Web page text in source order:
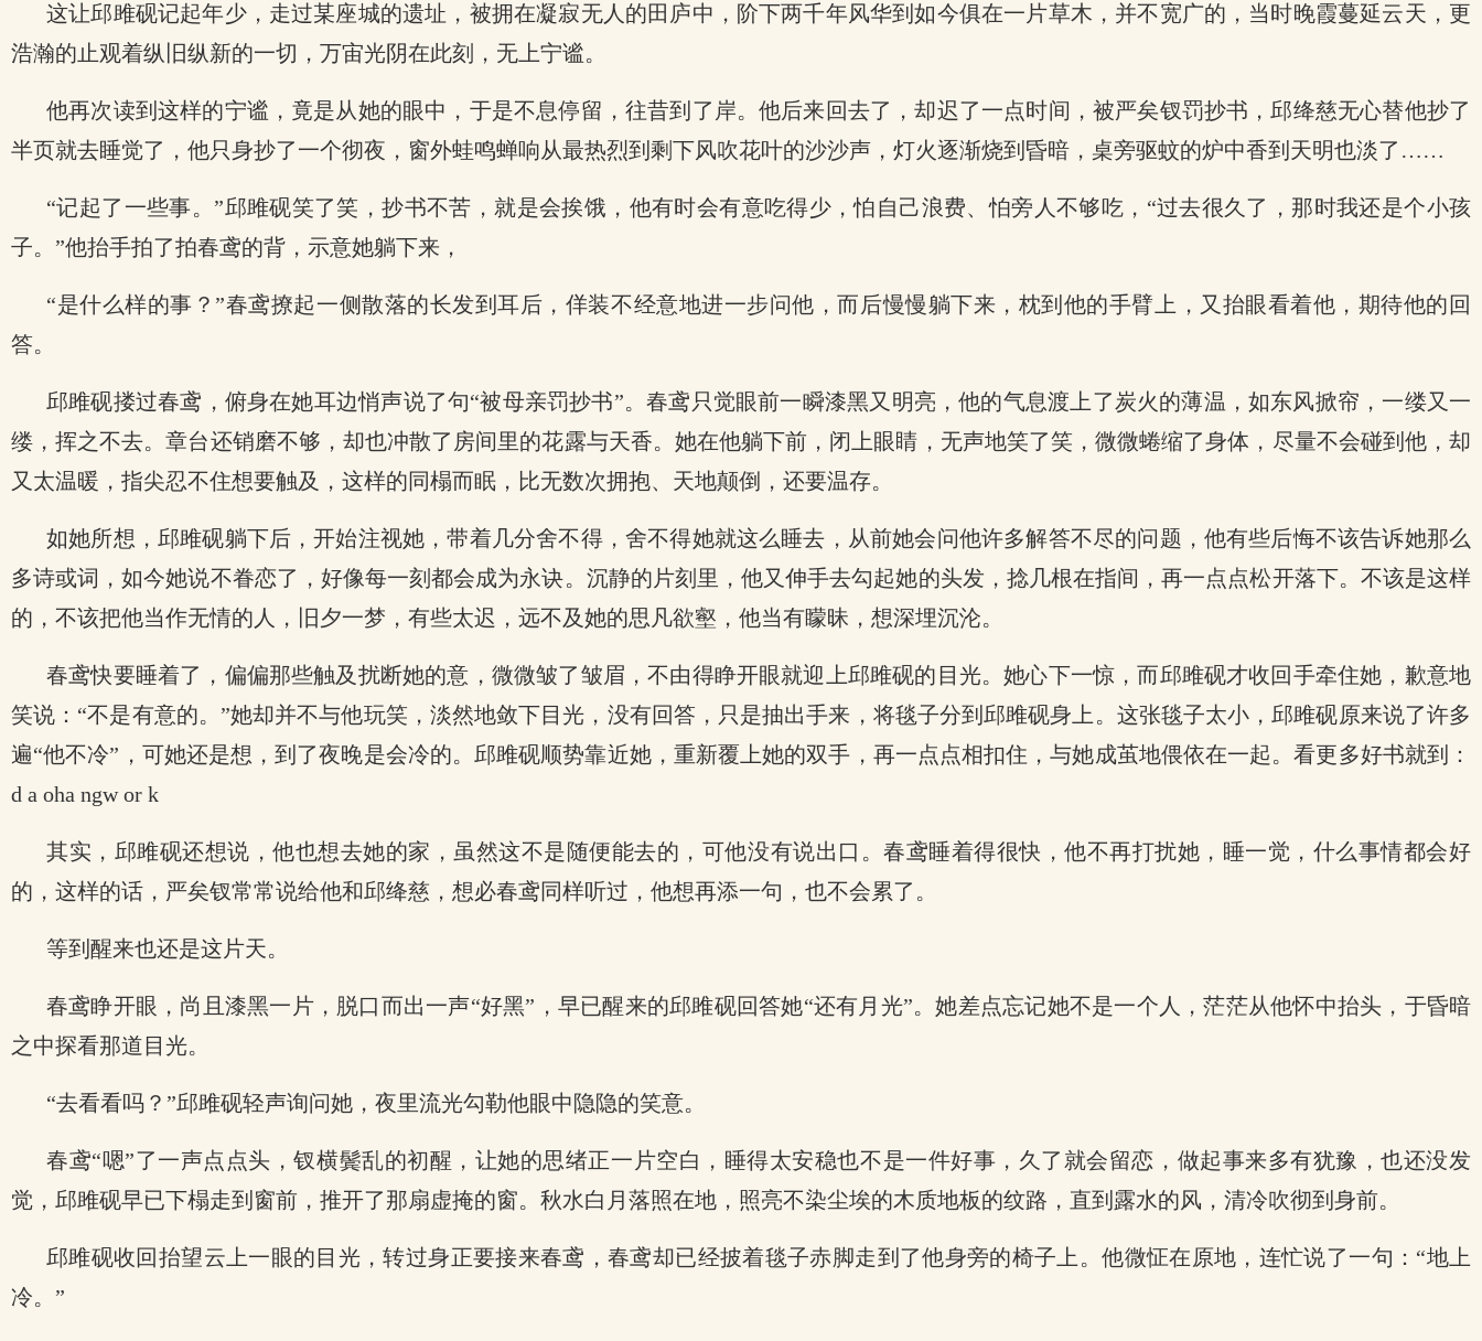
这让邱雎砚记起年少，走过某座城的遗址，被拥在凝寂无人的田庐中，阶下两千年风华到如今俱在一片草木，并不宽广的，当时晚霞蔓延云天，更
浩瀚的止观着纵旧纵新的一切，万宙光阴在此刻，无上宁谧。
他再次读到这样的宁谧，竟是从她的眼中，于是不息停留，往昔到了岸。他后来回去了，却迟了一点时间，被严矣钗罚抄书，邱绛慈无心替他抄了
半页就去睡觉了，他只身抄了一个彻夜，窗外蛙鸣蝉响从最热烈到剩下风吹花叶的沙沙声，灯火逐渐烧到昏暗，桌旁驱蚊的炉中香到天明也淡了……
“记起了一些事。”邱雎砚笑了笑，抄书不苦，就是会挨饿，他有时会有意吃得少，怕自己浪费、怕旁人不够吃，“过去很久了，那时我还是个小孩
子。”他抬手拍了拍春鸢的背，示意她躺下来，
“是什么样的事？”春鸢撩起一侧散落的长发到耳后，佯装不经意地进一步问他，而后慢慢躺下来，枕到他的手臂上，又抬眼看着他，期待他的回
答。
邱雎砚搂过春鸢，俯身在她耳边悄声说了句“被母亲罚抄书”。春鸢只觉眼前一瞬漆黑又明亮，他的气息渡上了炭火的薄温，如东风掀帘，一缕又一
缕，挥之不去。章台还销磨不够，却也冲散了房间里的花露与天香。她在他躺下前，闭上眼睛，无声地笑了笑，微微蜷缩了身体，尽量不会碰到他，却
又太温暖，指尖忍不住想要触及，这样的同榻而眠，比无数次拥抱、天地颠倒，还要温存。
如她所想，邱雎砚躺下后，开始注视她，带着几分舍不得，舍不得她就这么睡去，从前她会问他许多解答不尽的问题，他有些后悔不该告诉她那么
多诗或词，如今她说不眷恋了，好像每一刻都会成为永诀。沉静的片刻里，他又伸手去勾起她的头发，捻几根在指间，再一点点松开落下。不该是这样
的，不该把他当作无情的人，旧夕一梦，有些太迟，远不及她的思凡欲壑，他当有矇昧，想深埋沉沦。
春鸢快要睡着了，偏偏那些触及扰断她的意，微微皱了皱眉，不由得睁开眼就迎上邱雎砚的目光。她心下一惊，而邱雎砚才收回手牵住她，歉意地
笑说：“不是有意的。”她却并不与他玩笑，淡然地敛下目光，没有回答，只是抽出手来，将毯子分到邱雎砚身上。这张毯子太小，邱雎砚原来说了许多
遍“他不冷”，可她还是想，到了夜晚是会冷的。邱雎砚顺势靠近她，重新覆上她的双手，再一点点相扣住，与她成茧地偎依在一起。看更多好书就到：
d a oha ngw or k
其实，邱雎砚还想说，他也想去她的家，虽然这不是随便能去的，可他没有说出口。春鸢睡着得很快，他不再打扰她，睡一觉，什么事情都会好
的，这样的话，严矣钗常常说给他和邱绛慈，想必春鸢同样听过，他想再添一句，也不会累了。
等到醒来也还是这片天。
春鸢睁开眼，尚且漆黑一片，脱口而出一声“好黑”，早已醒来的邱雎砚回答她“还有月光”。她差点忘记她不是一个人，茫茫从他怀中抬头，于昏暗
之中探看那道目光。
“去看看吗？”邱雎砚轻声询问她，夜里流光勾勒他眼中隐隐的笑意。
春鸢“嗯”了一声点点头，钗横鬓乱的初醒，让她的思绪正一片空白，睡得太安稳也不是一件好事，久了就会留恋，做起事来多有犹豫，也还没发
觉，邱雎砚早已下榻走到窗前，推开了那扇虚掩的窗。秋水白月落照在地，照亮不染尘埃的木质地板的纹路，直到露水的风，清冷吹彻到身前。
邱雎砚收回抬望云上一眼的目光，转过身正要接来春鸢，春鸢却已经披着毯子赤脚走到了他身旁的椅子上。他微怔在原地，连忙说了一句：“地上
冷。”